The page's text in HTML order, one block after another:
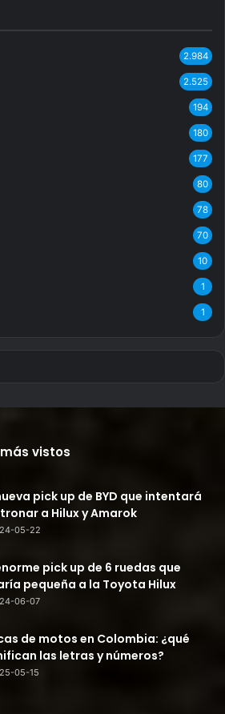
2.984
2.525
194
180
177
80
78
70
10
1
1
vistos
pick up de BYD que intentará
a Hilux y Amarok
05-22
pick up de 6 ruedas que
pequeña a la Toyota Hilux
06-07
de motos en Colombia: ¿qué
las letras y números?
05-15